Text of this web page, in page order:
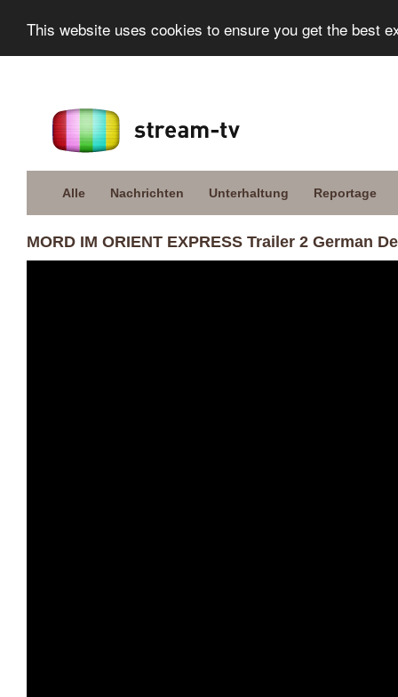
This website uses cookies to ensure you get the best
Alle Nachrichten Unterhaltung Reportage
MORD IM ORIENT EXPRESS Trailer 2 German